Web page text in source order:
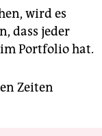
wird es
dass jeder
Portfolio hat.
Zeiten